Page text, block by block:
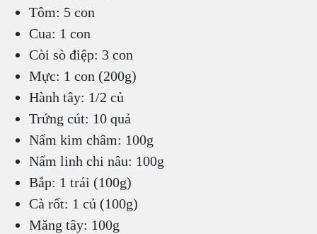
Tôm: 5 con
Cua: 1 con
Còi sò điệp: 3 con
Mực: 1 con (200g)
Hành tây: 1/2 củ
Trứng cút: 10 quả
Nấm kim châm: 100g
Nấm linh chi nâu: 100g
Bắp: 1 trái (100g)
Cà rốt: 1 củ (100g)
Măng tây: 100g